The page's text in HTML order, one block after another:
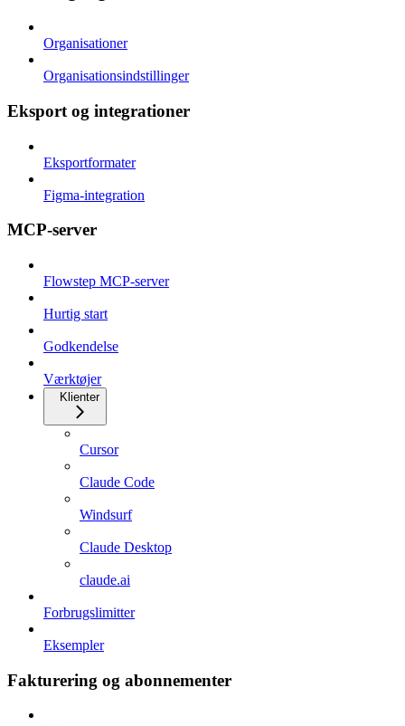
Organisationer
Organisationsindstillinger
Eksport og integrationer
Eksportformater
Figma-integration
MCP-server
Flowstep MCP-server
Hurtig start
Godkendelse
Værktøjer
Klienter
Cursor
Claude Code
Windsurf
Claude Desktop
claude.ai
Forbrugslimitter
Eksempler
Fakturering og abonnementer